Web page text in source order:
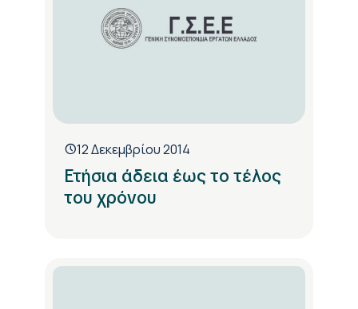
12 Δεκεμβρίου 2014
Ετήσια άδεια έως το τέλος
του χρόνου